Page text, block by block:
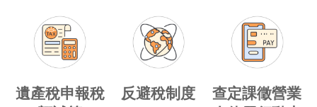
遺產稅申報稅
反避稅制度
查定課徵營業